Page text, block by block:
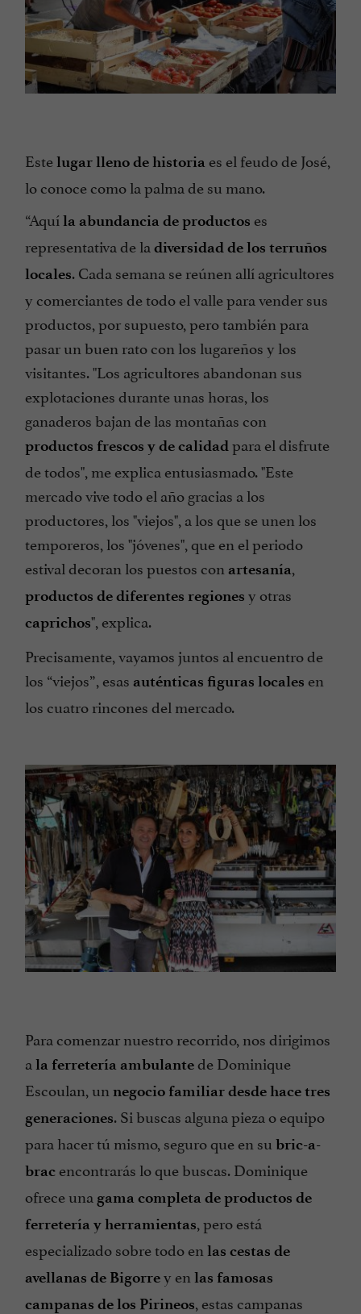
Estelugar lleno de historia es el feudo de José,
lo conoce como la palma de su mano.
“Aquí la abundancia de productos es
representativa de la diversidad de los terruños
locales. Cada semana se reúnen allí agricultores
y comerciantes de todo el valle para vender sus
productos, por supuesto, pero también para
pasar un buen rato con los lugareños y los
visitantes. "Los agricultores abandonan sus
explotaciones durante unas horas, los
ganaderos bajan de las montañas con
productos frescos y de calidadpara el disfrute
de todos", me explica entusiasmado. "Este
mercado vive todo el año gracias a los
productores, los "viejos", a los que se unen los
temporeros, los "jóvenes", que en el periodo
estival decoran los puestos con artesanía,
productos de diferentes regiones y otras
caprichos", explica.
Precisamente, vayamos juntos al encuentro de
los “viejos”, esas auténticas figuras locales en
los cuatro rincones del mercado.
Para comenzar nuestro recorrido, nos dirigimos
a la ferretería ambulantede Dominique
Escoulan, un negocio familiar desde hace tres
generaciones. Si buscas alguna pieza o equipo
para hacer tú mismo, seguro que en su bric-a-
brac encontrarás lo que buscas. Dominique
ofrece una gama completa de productos de
ferretería y herramientas , pero está
especializado sobre todo en las cestas de
avellanas de Bigorrey en las famosas
campanas de los Pirineos , estas campanas